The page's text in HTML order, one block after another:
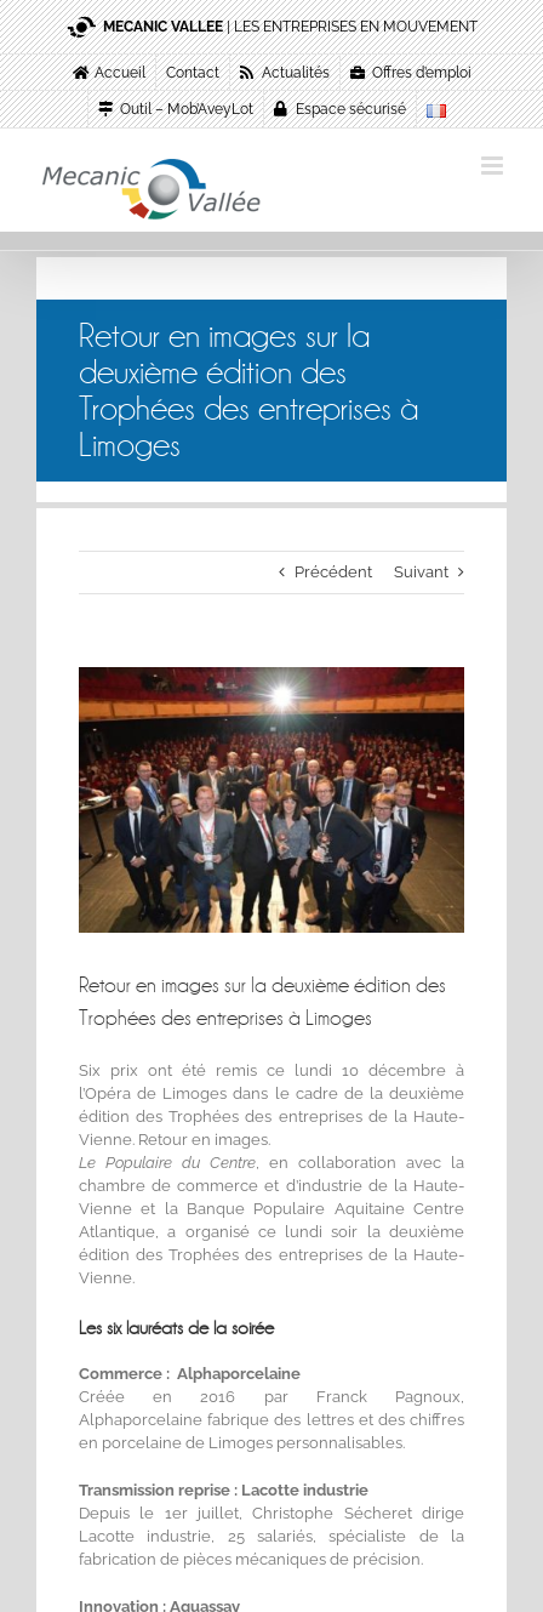
Passer
au
contenu
MECANIC VALLEE| LES ENTREPRISES EN MOUVEMENT
Accueil Contact Actualités Offres d’emploi
Outil – Mob’AveyLot Espace sécurisé
Retour en images sur la
deuxième édition des
Trophées des entreprises à
Limoges
Précédent Suivant
Voir
l'image
agrandie
Retour en images sur la deuxième édition des
Trophées des entreprises à Limoges
Six prix ont été remis ce lundi 10 décembre à
l’Opéra de Limoges dans le cadre de la deuxième
édition des Trophées des entreprises de la Haute-
Vienne. Retour en images.
Le Populaire du Centre , en collaboration avec la
chambre de commerce et d’industrie de la Haute-
Vienne et la Banque Populaire Aquitaine Centre
Atlantique, a organisé ce lundi soir la deuxième
édition des Trophées des entreprises de la Haute-
Vienne.
Les six lauréats de la soirée
Commerce : Alphaporcelaine
Créée en 2016 par Franck Pagnoux,
Alphaporcelaine fabrique des lettres et des chiffres
en porcelaine de Limoges personnalisables.
Transmission reprise : Lacotte industrie
Depuis le 1er juillet, Christophe Sécheret dirige
Lacotte industrie, 25 salariés, spécialiste de la
fabrication de pièces mécaniques de précision.
Innovation : Aquassay